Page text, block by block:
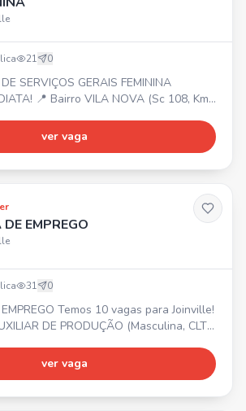
21 0
SERVIÇOS GERAIS FEMININA
📍 Bairro VILA NOVA (Sc 108, Km
+ 20% Insalubridade. 🎁
R$ 20,33/dia trabalhado +
ver vaga
EMPREGO
31 0
vagas para Joinville!
DE USINAGEM (Masculina, CLT
ver vaga